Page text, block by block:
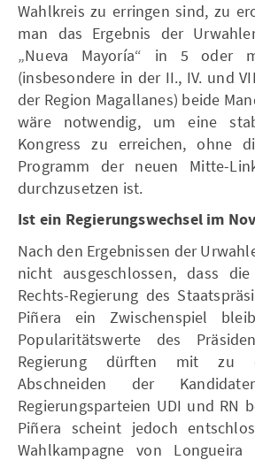
Wahlkreis zu erringen sind, zu
man das Ergebnis der
„Nueva Mayoría“ in 5 oder
(insbesondere in der II., IV. und
der Region Magallanes) beide
wäre notwendig, um eine
Kongress zu erreichen, ohne
Programm der neuen Mitte-
durchzusetzen ist.
Ist ein Regierungswechsel im
Nach den Ergebnissen der
nicht ausgeschlossen, dass
Rechts-Regierung des
Piñera ein Zwischenspiel
Popularitätswerte des
Regierung dürften mit zu
Abschneiden der
Regierungsparteien UDI und RN
Piñera scheint jedoch
Wahlkampagne von